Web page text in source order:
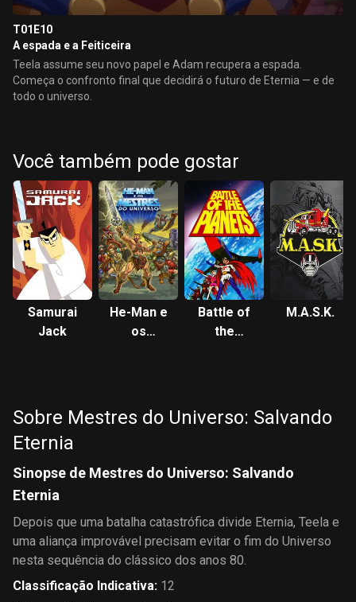
T01E10
A espada e a Feiticeira
Teela assume seu novo papel e Adam recupera a espada.
Começa o confronto final que decidirá o futuro de Eternia — e de
todo o universo.
Você também pode gostar
Samurai
Jack
He-Man e
os
Battle of
the
M.A.S.K.
Sobre Mestres do Universo: Salvando
Eternia
Sinopse de Mestres do Universo: Salvando
Eternia
Depois que uma batalha catastrófica divide Eternia, Teela e
uma aliança improvável precisam evitar o fim do Universo
nesta sequência do clássico dos anos 80.
Classificação Indicativa: 12